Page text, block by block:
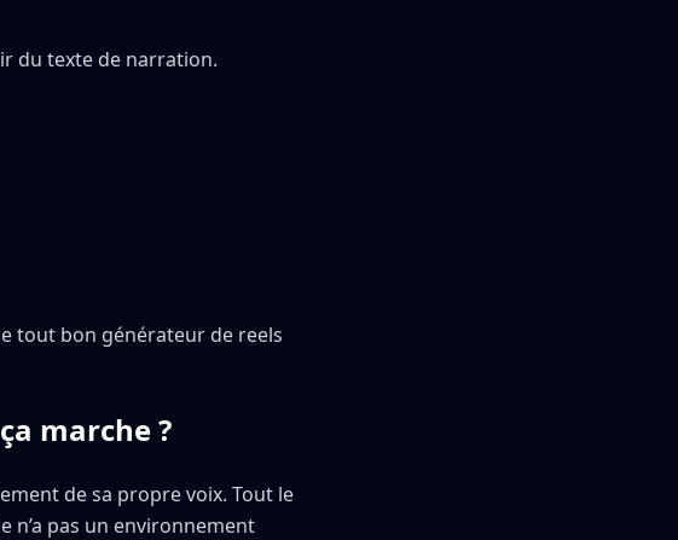
du texte de narration.
tout bon générateur de reels
marche ?
de sa propre voix. Tout le
n’a pas un environnement